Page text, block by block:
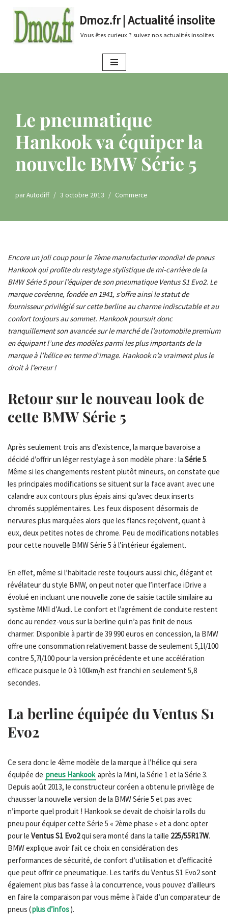
au
Dmoz.fr | Actualité insolite
Vous êtes curieux ? suivez nos actualités insolites
Le pneumatique
Hankook va équiper la
nouvelle BMW Série 5
parAutodiff 3 octobre 2013 Commerce
Encore un joli coup pour le 7ème manufacturier mondial de pneus
Hankook qui profite du restylage stylistique de mi-carrière de la
BMW Série 5 pour l’équiper de son pneumatique Ventus S1 Evo2. Le
marque coréenne, fondée en 1941, s’offre ainsi le statut de
fournisseur privilégié sur cette berline au charme indiscutable et au
confort toujours au sommet. Hankook poursuit donc
tranquillement son avancée sur le marché de l’automobile premium
en équipant l’une des modèles parmi les plus importants de la
marque à l’hélice en terme d’image. Hankook n’a vraiment plus le
droit à l’erreur !
Retour sur le nouveau look de
cette BMW Série 5
Après seulement trois ans d’existence, la marque bavaroise a
décidé d’offrir un léger restylage à son modèle phare : la Série 5.
Même si les changements restent plutôt mineurs, on constate que
les principales modifications se situent sur la face avant avec une
calandre aux contours plus épais ainsi qu’avec deux inserts
chromés supplémentaires. Les feux disposent désormais de
nervures plus marquées alors que les flancs reçoivent, quant à
eux, deux petites notes de chrome. Peu de modifications notables
pour cette nouvelle BMW Série 5 à l’intérieur également.
En effet, même si l’habitacle reste toujours aussi chic, élégant et
révélateur du style BMW, on peut noter que l’interface iDrive a
évolué en incluant une nouvelle zone de saisie tactile similaire au
système MMI d’Audi. Le confort et l’agrément de conduite restent
donc au rendez-vous sur la berline qui n’a pas finit de nous
charmer. Disponible à partir de 39 990 euros en concession, la BMW
offre une consommation relativement basse de seulement 5,1l/100
contre 5,7l/100 pour la version précédente et une accélération
efficace puisque le 0 à 100km/h est franchi en seulement 5,8
secondes.
La berline équipée du Ventus S1
Evo2
Ce sera donc le 4ème modèle de la marque à l’hélice qui sera
équipée de pneus Hankook après la Mini, la Série 1 et la Série 3.
Depuis août 2013, le constructeur coréen a obtenu le privilège de
chausser la nouvelle version de la BMW Série 5 et pas avec
n’importe quel produit ! Hankook se devait de choisir la rolls du
pneu pour équiper cette Série 5 « 2ème phase » et a donc opter
pour le Ventus S1 Evo2qui sera monté dans la taille 225/55R17W.
BMW explique avoir fait ce choix en considération des
performances de sécurité, de confort d’utilisation et d’efficacité
que peut offrir ce pneumatique. Les tarifs du Ventus S1 Evo2 sont
également plus bas fasse à la concurrence, vous pouvez d’ailleurs
en faire la comparaison par vous même à l’aide d’un comparateur de
pneus (plus d’infos).